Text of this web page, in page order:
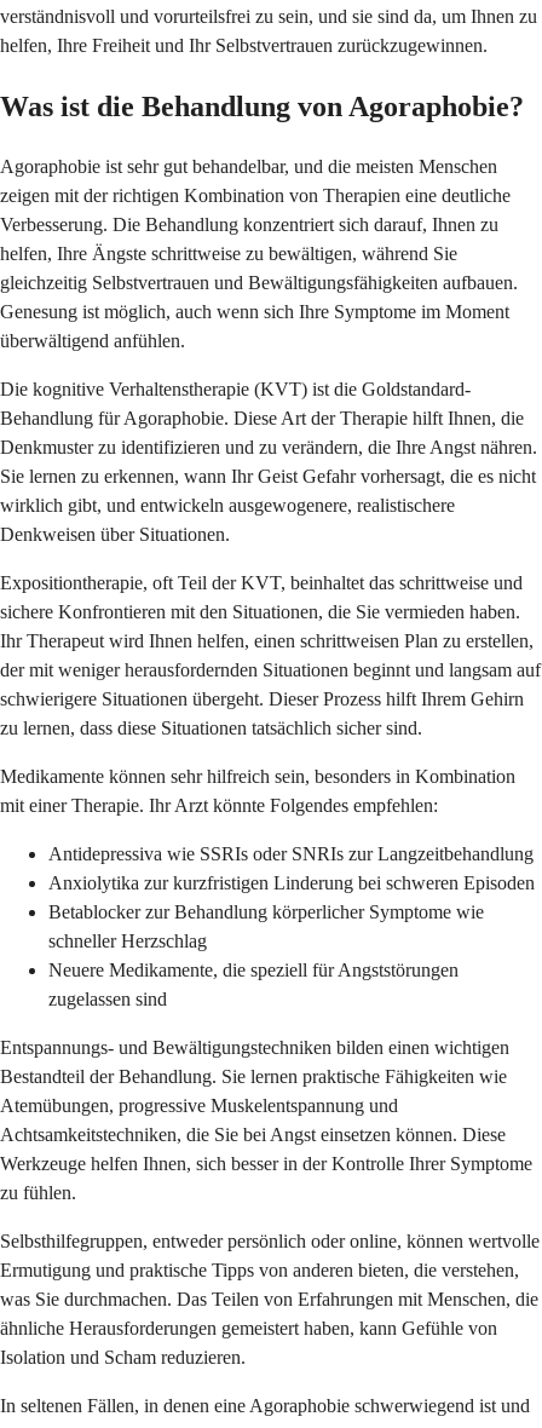
verständnisvoll und vorurteilsfrei zu sein, und sie sind da, um Ihnen zu
helfen, Ihre Freiheit und Ihr Selbstvertrauen zurückzugewinnen.
Was ist die Behandlung von Agoraphobie?
Agoraphobie ist sehr gut behandelbar, und die meisten Menschen
zeigen mit der richtigen Kombination von Therapien eine deutliche
Verbesserung. Die Behandlung konzentriert sich darauf, Ihnen zu
helfen, Ihre Ängste schrittweise zu bewältigen, während Sie
gleichzeitig Selbstvertrauen und Bewältigungsfähigkeiten aufbauen.
Genesung ist möglich, auch wenn sich Ihre Symptome im Moment
überwältigend anfühlen.
Die kognitive Verhaltenstherapie (KVT) ist die Goldstandard-
Behandlung für Agoraphobie. Diese Art der Therapie hilft Ihnen, die
Denkmuster zu identifizieren und zu verändern, die Ihre Angst nähren.
Sie lernen zu erkennen, wann Ihr Geist Gefahr vorhersagt, die es nicht
wirklich gibt, und entwickeln ausgewogenere, realistischere
Denkweisen über Situationen.
Expositiontherapie, oft Teil der KVT, beinhaltet das schrittweise und
sichere Konfrontieren mit den Situationen, die Sie vermieden haben.
Ihr Therapeut wird Ihnen helfen, einen schrittweisen Plan zu erstellen,
der mit weniger herausfordernden Situationen beginnt und langsam auf
schwierigere Situationen übergeht. Dieser Prozess hilft Ihrem Gehirn
zu lernen, dass diese Situationen tatsächlich sicher sind.
Medikamente können sehr hilfreich sein, besonders in Kombination
mit einer Therapie. Ihr Arzt könnte Folgendes empfehlen:
Antidepressiva wie SSRIs oder SNRIs zur Langzeitbehandlung
Anxiolytika zur kurzfristigen Linderung bei schweren Episoden
Betablocker zur Behandlung körperlicher Symptome wie
schneller Herzschlag
Neuere Medikamente, die speziell für Angststörungen
zugelassen sind
Entspannungs- und Bewältigungstechniken bilden einen wichtigen
Bestandteil der Behandlung. Sie lernen praktische Fähigkeiten wie
Atemübungen, progressive Muskelentspannung und
Achtsamkeitstechniken, die Sie bei Angst einsetzen können. Diese
Werkzeuge helfen Ihnen, sich besser in der Kontrolle Ihrer Symptome
zu fühlen.
Selbsthilfegruppen, entweder persönlich oder online, können wertvolle
Ermutigung und praktische Tipps von anderen bieten, die verstehen,
was Sie durchmachen. Das Teilen von Erfahrungen mit Menschen, die
ähnliche Herausforderungen gemeistert haben, kann Gefühle von
Isolation und Scham reduzieren.
In seltenen Fällen, in denen eine Agoraphobie schwerwiegend ist und